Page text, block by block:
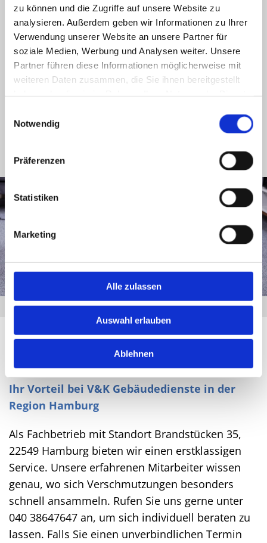
zu können und die Zugriffe auf unsere Website zu
analysieren. Außerdem geben wir Informationen zu Ihrer
Verwendung unserer Website an unsere Partner für
soziale Medien, Werbung und Analysen weiter. Unsere
Partner führen diese Informationen möglicherweise mit
weiteren Daten zusammen, die Sie ihnen bereitgestellt
Notwendig
Präferenzen
Statistiken
Marketing
Alle zulassen
Auswahl erlauben
Ablehnen
Hygienische Reinigung von Sanitär- und
Küchenbereichen
Darüber hinaus achten wir stets darauf, dass nur
Räumlichkeiten hygienisch rein zu hinterlassen,
Praxis rundum wohlfühlen.
Ihr Vorteil bei V&K Gebäudedienste in der
Region Hamburg
Als Fachbetrieb mit Standort Brandstücken 35,
22549 Hamburg bieten wir einen erstklassigen
Service. Unsere erfahrenen Mitarbeiter wissen
genau, wo sich Verschmutzungen besonders
schnell ansammeln. Rufen Sie uns gerne unter
040 38647647 an, um sich individuell beraten zu
lassen. Falls Sie einen unverbindlichen Termin